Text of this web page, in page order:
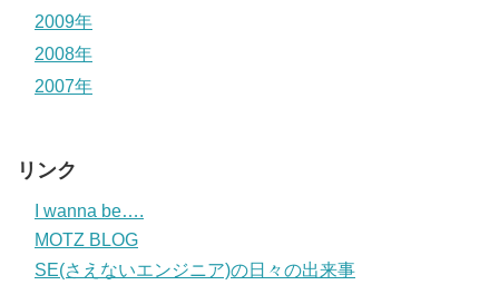
2009年
2008年
2007年
リンク
I wanna be….
MOTZ BLOG
SE(さえないエンジニア)の日々の出来事